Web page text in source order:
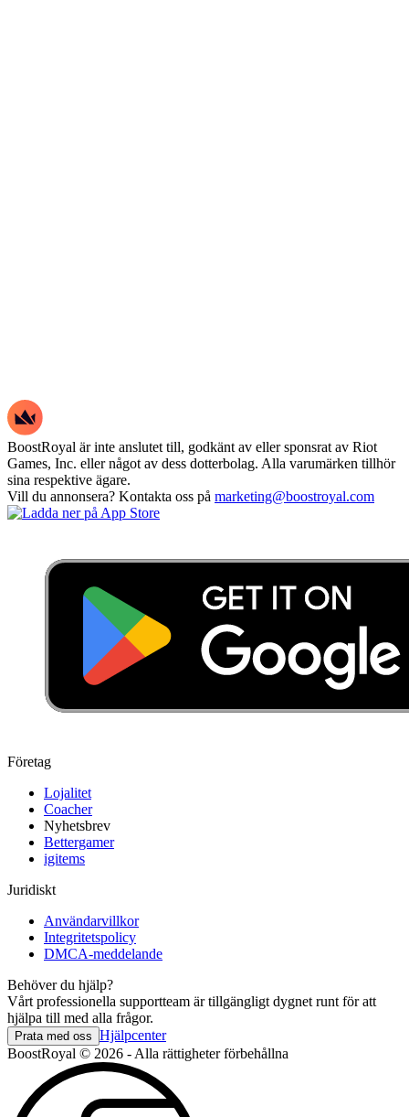
BoostRoyal är inte anslutet till, godkänt av eller sponsrat av Riot
Games, Inc. eller något av dess dotterbolag. Alla varumärken tillhör
sina respektive ägare.
Vill du annonsera? Kontakta oss på marketing@boostroyal.com
Företag
Lojalitet
Coacher
Nyhetsbrev
Bettergamer
igitems
Juridiskt
Användarvillkor
Integritetspolicy
DMCA-meddelande
Behöver du hjälp?
Vårt professionella supportteam är tillgängligt dygnet runt för att
hjälpa till med alla frågor.
Prata med oss Hjälpcenter
BoostRoyal © 2026 - Alla rättigheter förbehållna